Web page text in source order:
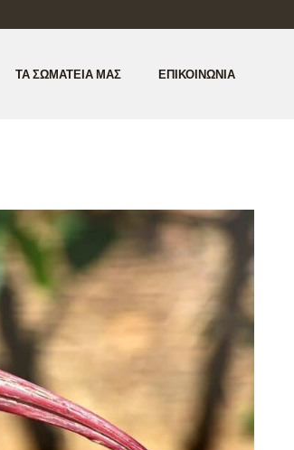
ΤΑ ΣΩΜΑΤΕΊΑ ΜΑΣ ΕΠΙΚΟΙΝΩΝΊΑ